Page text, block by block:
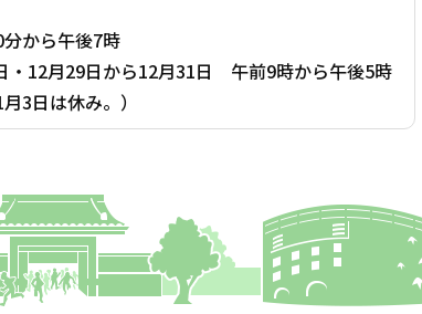
から午後7時
・12月29日から12月31日 午前9時から午後5時
3日は休み。）